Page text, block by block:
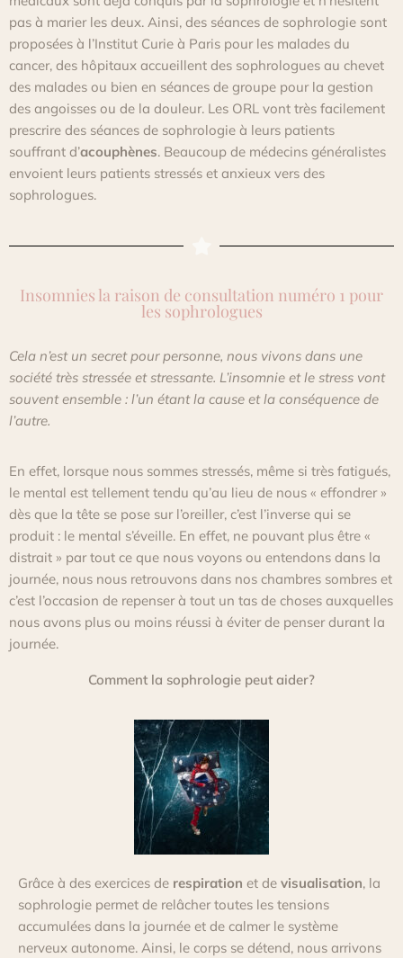
pas à marier les deux. Ainsi, des séances de sophrologie sont
proposées à l’Institut Curie à Paris pour les malades du
cancer, des hôpitaux accueillent des sophrologues au chevet
des malades ou bien en séances de groupe pour la gestion
des angoisses ou de la douleur. Les ORL vont très facilement
prescrire des séances de sophrologie à leurs patients
souffrant d’acouphènes. Beaucoup de médecins généralistes
envoient leurs patients stressés et anxieux vers des
sophrologues.
Insomnies la raison de consultation numéro 1 pour
les sophrologues
Cela n’est un secret pour personne, nous vivons dans une
société très stressée et stressante. L’insomnie et le stress vont
souvent ensemble : l’un étant la cause et la conséquence de
l’autre.
En effet, lorsque nous sommes stressés, même si très fatigués,
le mental est tellement tendu qu’au lieu de nous « effondrer »
dès que la tête se pose sur l’oreiller, c’est l’inverse qui se
produit : le mental s’éveille. En effet, ne pouvant plus être «
distrait » par tout ce que nous voyons ou entendons dans la
journée, nous nous retrouvons dans nos chambres sombres et
c’est l’occasion de repenser à tout un tas de choses auxquelles
nous avons plus ou moins réussi à éviter de penser durant la
journée.
Comment la sophrologie peut aider?
Grâce à des exercices de respiration et de visualisation, la
sophrologie permet de relâcher toutes les tensions
accumulées dans la journée et de calmer le système
nerveux autonome. Ainsi, le corps se détend, nous arrivons